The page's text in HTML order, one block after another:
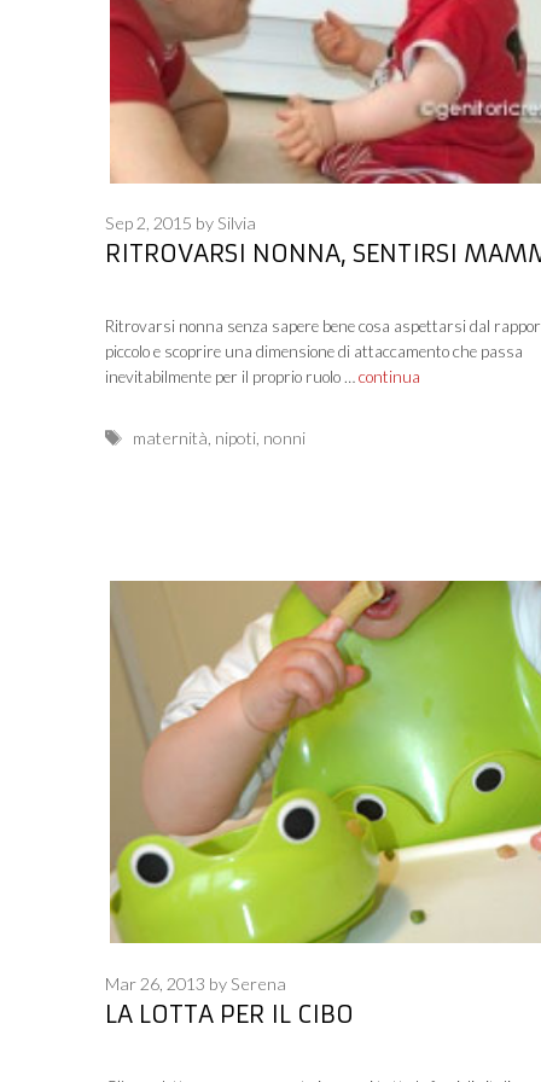
RITROVARSI NONNA, SENTIRSI
Sep 2, 2015 by Silvia
Ritrovarsi nonna senza sapere bene cosa aspettarsi dal
piccolo e scoprire una dimensione di attaccamento che passa
inevitabilmente per il proprio ruolo … continua
Tags
maternità nipoti nonni
LA LOTTA PER IL CIBO
Mar 26, 2013 by Serena